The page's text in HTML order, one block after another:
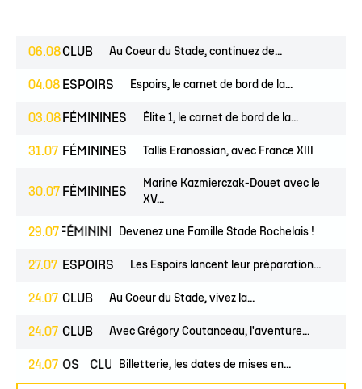
06.08CLUB Au Coeur du Stade, continuez de...
04.08 ESPOIRS Espoirs, le carnet de bord de la...
03.08 FÉMININES Élite 1, le carnet de bord de la...
31.07 FÉMININES Tallis Eranossian, avec France XIII
30.07 FÉMININES
Marine Kazmierczak-Douet avec le
XV...
29.07FÉMININES CLUB
Devenez une Famille Stade Rochelais !
27.07 ESPOIRS Les Espoirs lancent leur préparation...
24.07 CLUB Au Coeur du Stade, vivez la...
24.07 CLUB Avec Grégory Coutanceau, l'aventure...
24.07
PROS CLUB Billetterie, les dates de mises en...